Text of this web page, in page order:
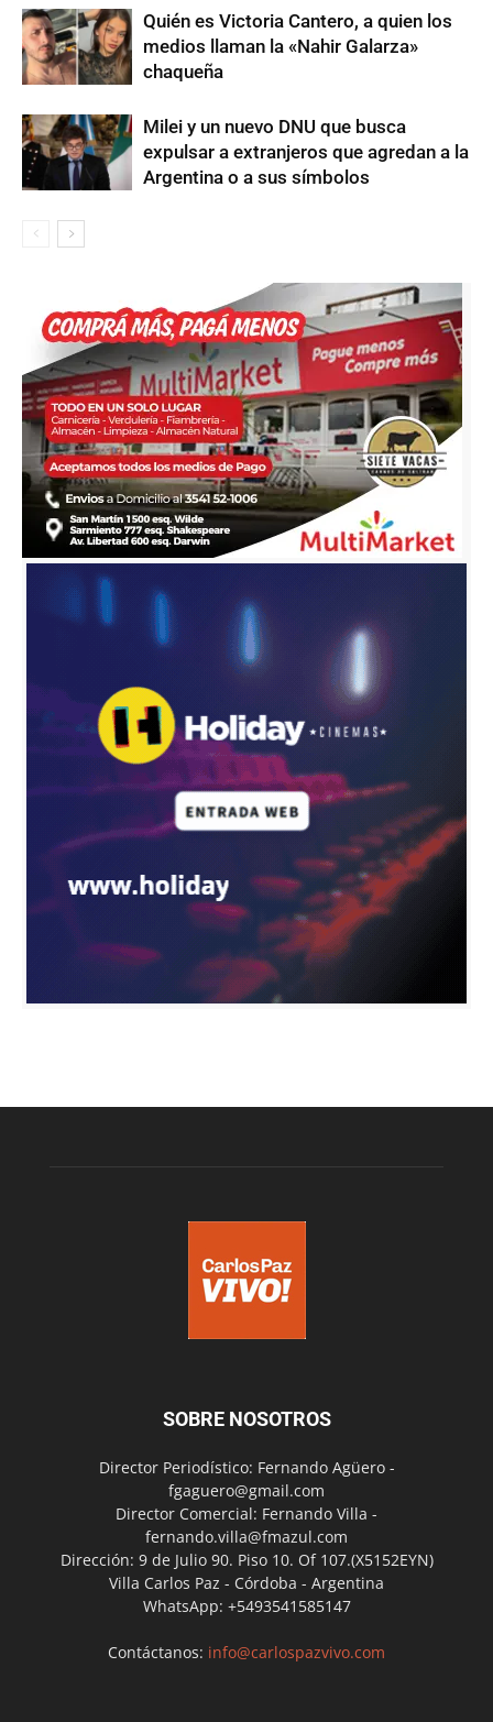
Quién es Victoria Cantero, a quien los
medios llaman la «Nahir Galarza»
chaqueña
Milei y un nuevo DNU que busca
expulsar a extranjeros que agredan a la
Argentina o a sus símbolos
SOBRE NOSOTROS
Director Periodístico: Fernando Agüero -
fgaguero@gmail.com
Director Comercial: Fernando Villa -
fernando.villa@fmazul.com
Dirección: 9 de Julio 90. Piso 10. Of 107.(X5152EYN)
Villa Carlos Paz - Córdoba - Argentina
WhatsApp: +5493541585147
Contáctanos: info@carlospazvivo.com